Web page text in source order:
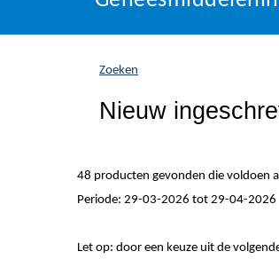
zich
hier:
Zoeken
Nieuw
48 producten gevonden die voldoen
Periode: 29-03-2026 tot 29-04-2026
Let op: door een keuze uit de